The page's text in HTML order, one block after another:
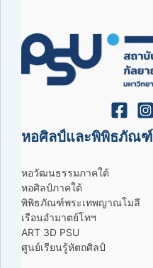
หอศิลป์และพิพิธภัณฑ์
หอวัฒนธรรมภาคใต้
หอศิลป์ภาคใต้
พิพิธภัณฑ์พระเทพญาณโมลี
เรือนอำมาตย์โทฯ
ART 3D PSU
ศูนย์เรียนรู้หัตถศิลป์